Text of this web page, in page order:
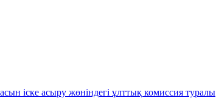
іске асыру жөніндегі ұлттық комиссия туралы